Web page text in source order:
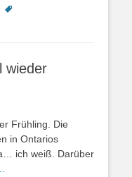
Schlagworte
wieder
Frühling. Die
in Ontarios
ich weiß. Darüber